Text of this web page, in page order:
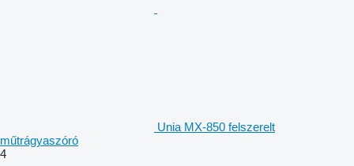
Unia MX-850 felszerelt
műtrágyaszóró
4